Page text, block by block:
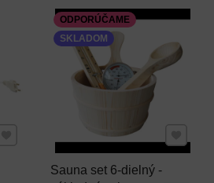
Sauna set 6-dielný -
ODPORÚČAME
SKLADOM